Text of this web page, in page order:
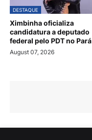
DESTAQUE
Ximbinha oficializa
candidatura a deputado
federal pelo PDT no Pará
August 07, 2026